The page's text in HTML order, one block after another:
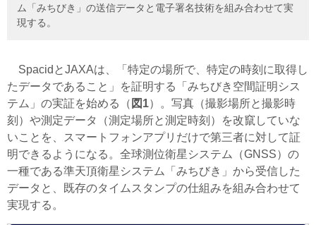
ム「みちびき」の送信データと電子署名技術を組み合わせて実
現する。
SpacidとJAXAは、「特定の場所で、特定の時刻に取得し
たデータであること」を証明する「みちびき空間証明シス
テム」の実証を始める（ 図1）。写真（撮影場所と撮影時
刻）や測定データ（測定場所と測定時刻）を改竄していな
いことを、スマートフォンアプリだけで第三者に対して証
明できるようになる。全球測位衛星システム（GNSS）の
一種である準天頂衛星システム「みちびき」から受信した
データと、既存のタイムスタンプの仕組みを組み合わせて
実現する。